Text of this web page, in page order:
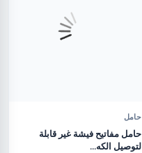
حامل
حامل مفاتيح فيشة غير قابلة
لتوصيل الكه...